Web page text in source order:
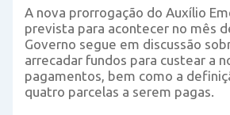
A nova prorrogação do Auxílio
prevista para acontecer no mês
Governo segue em discussão
arrecadar fundos para custear a
pagamentos, bem como a
quatro parcelas a serem pagas.